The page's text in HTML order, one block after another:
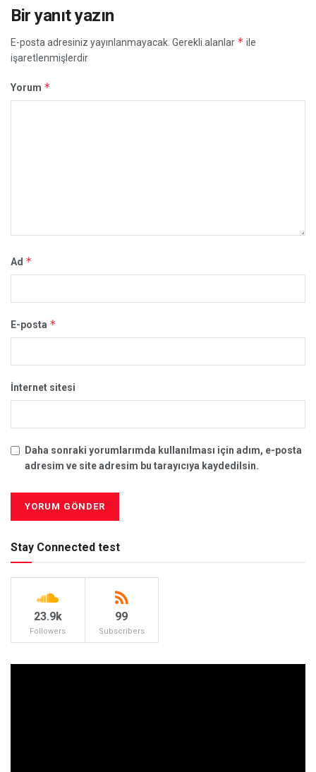
Bir yanıt yazın
E-posta adresiniz yayınlanmayacak. Gerekli alanlar * ile
işaretlenmişlerdir
Yorum *
Ad *
E-posta *
İnternet sitesi
Daha sonraki yorumlarımda kullanılması için adım, e-posta
adresim ve site adresim bu tarayıcıya kaydedilsin.
Stay Connected test
23.9k
Followers
99
Subscribers